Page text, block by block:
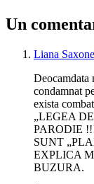
Un
Liana
Deocamdata
condamnat
exista
„LEGEA
PARODIE
SUNT
EXPLICA
BUZURA.